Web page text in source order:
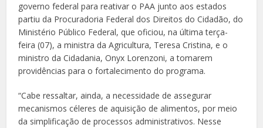
governo federal para reativar o PAA junto aos estados
partiu da Procuradoria Federal dos Direitos do Cidadão, do
Ministério Público Federal, que oficiou, na última terça-
feira (07), a ministra da Agricultura, Teresa Cristina, e o
ministro da Cidadania, Onyx Lorenzoni, a tomarem
providências para o fortalecimento do programa.
“Cabe ressaltar, ainda, a necessidade de assegurar
mecanismos céleres de aquisição de alimentos, por meio
da simplificação de processos administrativos. Nesse